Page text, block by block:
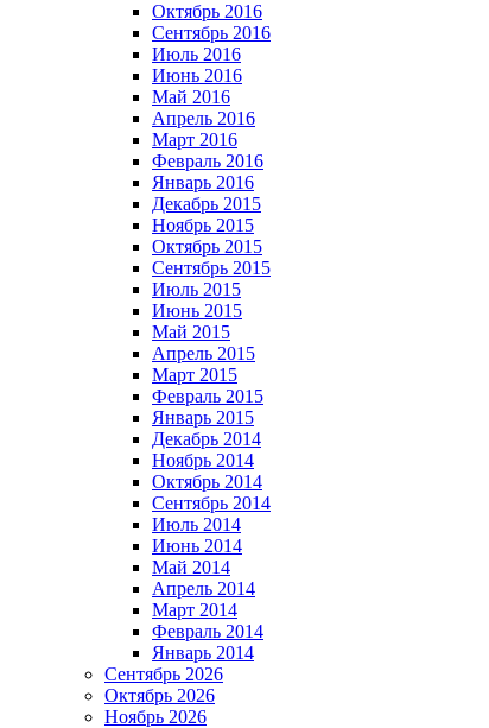
Октябрь 2016
Сентябрь 2016
Июль 2016
Июнь 2016
Май 2016
Апрель 2016
Март 2016
Февраль 2016
Январь 2016
Декабрь 2015
Ноябрь 2015
Октябрь 2015
Сентябрь 2015
Июль 2015
Июнь 2015
Май 2015
Апрель 2015
Март 2015
Февраль 2015
Январь 2015
Декабрь 2014
Ноябрь 2014
Октябрь 2014
Сентябрь 2014
Июль 2014
Июнь 2014
Май 2014
Апрель 2014
Март 2014
Февраль 2014
Январь 2014
Сентябрь 2026
Октябрь 2026
Ноябрь 2026